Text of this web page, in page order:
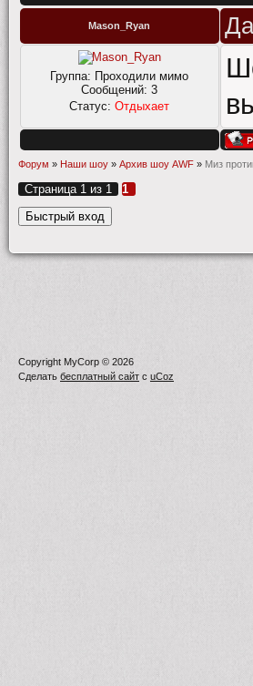
Mason_Ryan
Группа: Проходили мимо
Сообщений:3
Статус:Отдыхает
Форум » Наши шоу » Архив шоу AWF » Миз
Страница 1 из 1 1
Copyright MyCorp © 2026
Сделать бесплатный сайт с uCoz